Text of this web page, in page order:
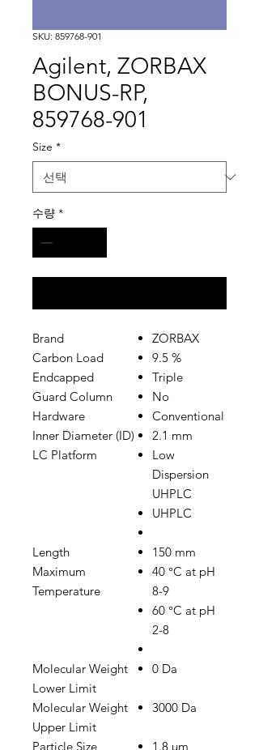
SKU: 859768-901
Agilent, ZORBAX
BONUS-RP,
859768-901
Size *
수량 *
Brand
ZORBAX
Carbon Load
9.5 %
Endcapped
Triple
Guard Column
No
Hardware
Conventional
Inner Diameter (ID)
2.1 mm
LC Platform
Low
Dispersion
UHPLC
UHPLC
Length
150 mm
Maximum
Temperature
40 °C at pH
8-9
60 °C at pH
2-8
Molecular Weight
Lower Limit
0 Da
Molecular Weight
Upper Limit
3000 Da
Particle Size
1.8 µm